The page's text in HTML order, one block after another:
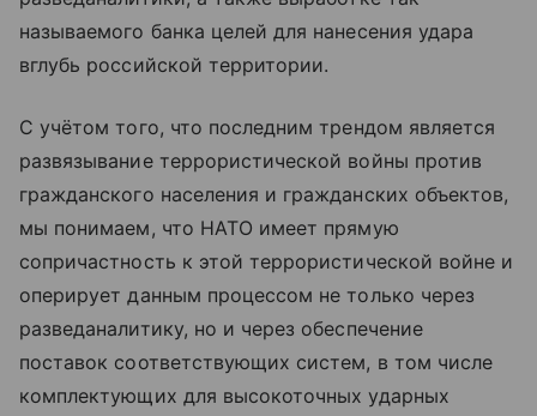
называемого банка целей для нанесения удара
вглубь российской территории.
С учётом того, что последним трендом является
развязывание террористической войны против
гражданского населения и гражданских объектов,
мы понимаем, что НАТО имеет прямую
сопричастность к этой террористической войне и
оперирует данным процессом не только через
разведаналитику, но и через обеспечение
поставок соответствующих систем, в том числе
комплектующих для высокоточных ударных